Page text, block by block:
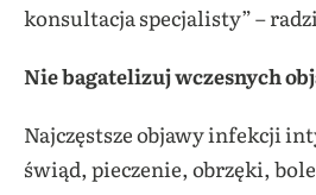
konsultacja specjalisty” –
Nie bagatelizuj wczesnych
Najczęstsze objawy infekcji
świąd, pieczenie, obrzęki,